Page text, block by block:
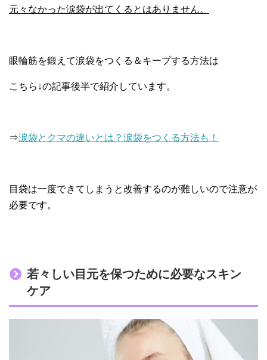
元々なかった涙袋が出てくるとはありません。
眼輪筋を鍛えて涙袋をつくる＆キープする方法は
こちら↓の記事後半で紹介しています。
⇒涙袋とクマの違いとは？涙袋をつくる方法も！
目袋は一度できてしまうと改善するのが難しいので注意が
必要です。
若々しい目元を保つために必要なスキン
ケア